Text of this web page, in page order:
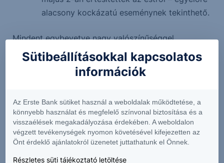
alacsony kockázatú eseménynek tekinthető.
Mindent egybevetve nagy valószínűséggel
megfelelő intézkedésekkel a járvány megfékezhető,
s egyelőre kicsi a kockázata annak, hogy a Covid-
hoz hasonló járvánnyal nézzünk szembe.
Mindenesetre a hajóutakat szolgáltató társaságok
részvényei tegnap kaptak egy tockost (-2-3%),
amelyet egyes cégek esetében próbálnak ma
korrigálni a részvények.
Sütibeállításokkal kapcsolatos
információk
Az Erste Bank sütiket használ a weboldalak működtetése, a
könnyebb használat és megfelelő színvonal biztosítása és a
visszaélések megakadályozása érdekében. A weboldalon
végzett tevékenységek nyomon követésével kifejezetten az
Önt érdeklő ajánlatokról üzenetet juttathatunk el Önnek.
Részletes süti tájékoztató letöltése